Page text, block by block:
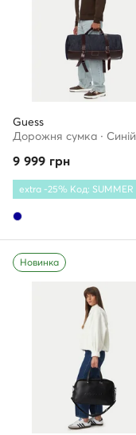
Guess
Дорожня сумка · Cиній
9 999 грн
extra -25% Код: SUMMER
Новинка